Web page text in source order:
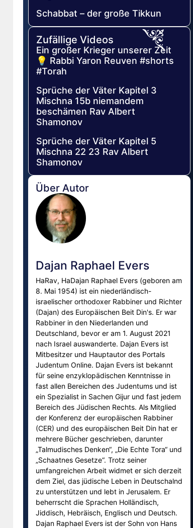
Schabbat – der große Tikkun
Zufällige Videos
Ein großer Krieger unserer Zeit
💡 Rabbi Yaron Reuven #shorts
#Torah
Sprüche der Väter Kapitel 3
Mischna 15b niemandem
beschämen Rav Albert
Shamonov
Sprüche der Väter Kapitel 5
Mischna 22 23 Rav Albert
Shamonov
Über Autor
Dajan Raphael Evers
HaRav, HaDajan Raphael Evers (geboren am
8. Mai 1954) ist ein niederländisch-
israelischer orthodoxer Rabbiner und Richter
(Dajan) des Europäischen Beit Din's. Er war
Rabbiner in den Niederlanden und
Deutschland, bevor er am 1. August 2021
nach Israel auswanderte. Dajan Evers ist
Mitbesitzer und Hauptautor des Portals
Judentum Online. Dajan Evers ist bekannt
für seine enzyklopädischen Kenntnisse in
fast allen Bereichen des Judentums und ist
ein Spezialist in Sachen Gijur und fast jedem
Bereich des Jüdischen Rechts. Als Mitglied
der Konferenz der europäischen Rabbiner
(CER) und des europäischen Beit Din hat er
mehrere Bücher geschrieben, darunter
„Talmudisches Denken“, „Die Echte Tora“ und
„Schaatnes Gesetze“. Trotz seiner
umfangreichen Arbeit widmet er sich derzeit
dem Ziel, das jüdische Leben in Deutschalnd
zu unterstützen und lebt in Jerusalem. Er
beherrscht die Sprachen Holländisch,
Jiddisch, Hebräisch, Englisch und Deutsch.
Dajan Raphael Evers ist der Sohn von Hans